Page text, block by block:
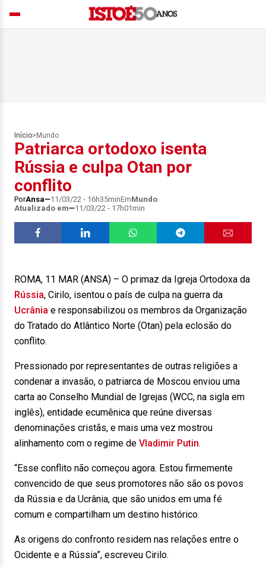
Início> Mundo
Patriarca ortodoxo isenta
Rússia e culpa Otan por
conflito
PorAnsa 11/03/22 - 16h35minEmMundo
Atualizado em
11/03/22 - 17h01min
ROMA, 11 MAR (ANSA) – O primaz da Igreja Ortodoxa da
Rússia, Cirilo, isentou o país de culpa na guerra da
Ucrânia e responsabilizou os membros da Organização
do Tratado do Atlântico Norte (Otan) pela eclosão do
conflito.
Pressionado por representantes de outras religiões a
condenar a invasão, o patriarca de Moscou enviou uma
carta ao Conselho Mundial de Igrejas (WCC, na sigla em
inglês), entidade ecumênica que reúne diversas
denominações cristãs, e mais uma vez mostrou
alinhamento com o regime de Vladimir Putin.
“Esse conflito não começou agora. Estou firmemente
convencido de que seus promotores não são os povos
da Rússia e da Ucrânia, que são unidos em uma fé
comum e compartilham um destino histórico.
As origens do confronto residem nas relações entre o
Ocidente e a Rússia”, escreveu Cirilo.